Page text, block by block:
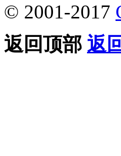
© 2001-2017
返回顶部 返